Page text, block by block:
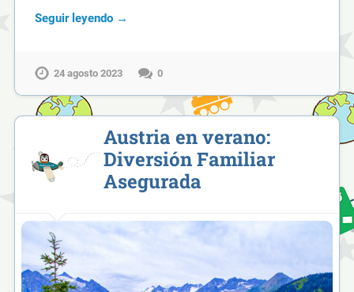
Seguir leyendo →
24 agosto 2023 0
Austria en verano:
Diversión Familiar
Asegurada